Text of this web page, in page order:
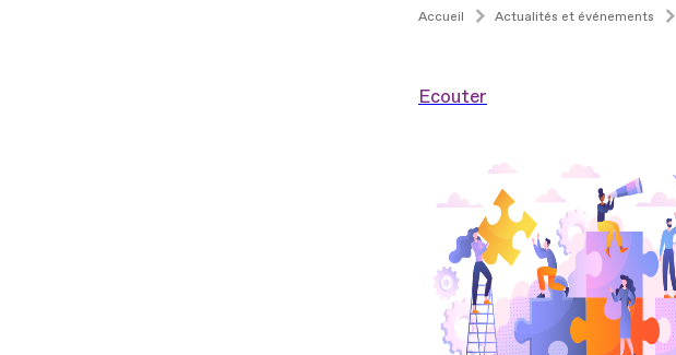
Accueil Actualités et événements
Ecouter